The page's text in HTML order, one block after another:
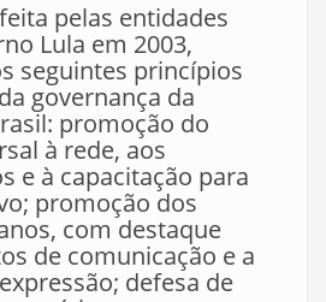
pelas entidades
Lula em 2003,
seguintes princípios
governança da
promoção do
à rede, aos
e à capacitação para
promoção dos
com destaque
de comunicação e a
defesa de